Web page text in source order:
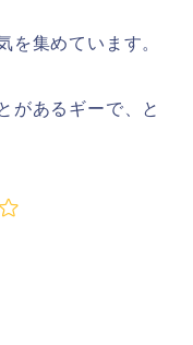
を集めています。
があるギーで、と